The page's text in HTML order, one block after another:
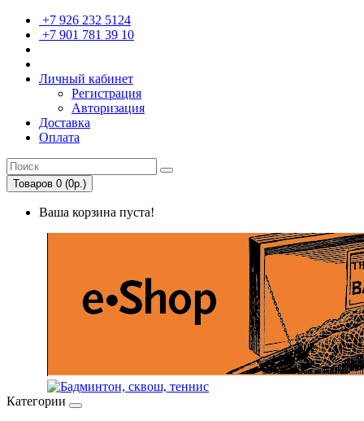
+7 926 232 5124
+7 901 781 39 10
Личный кабинет
Регистрация
Авторизация
Доставка
Оплата
Товаров 0 (0р.)
Ваша корзина пуста!
Категории